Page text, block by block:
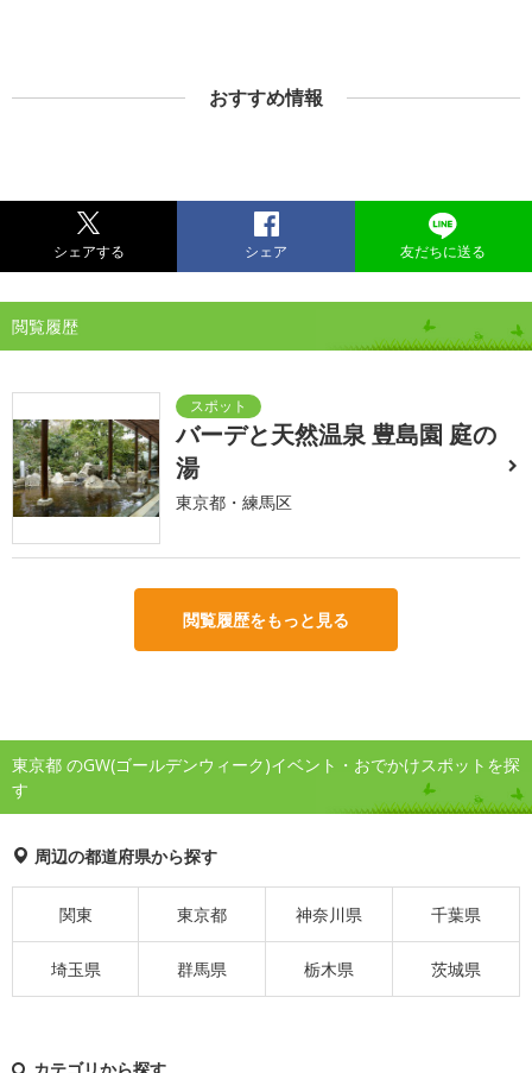
おすすめ情報
シェアする シェア 友だちに送る
閲覧履歴
バーデと天然温泉 豊島園 庭の
湯
東京都・練馬区
閲覧履歴をもっと見る
東京都 のGW(ゴールデンウィーク)イベント・おでかけスポットを探
す
周辺の都道府県から探す
関東 東京都 神奈川県 千葉県
埼玉県 群馬県 栃木県 茨城県
カテゴリから探す